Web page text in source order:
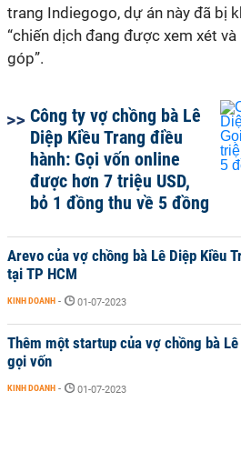
trang Indiegogo, dự án này đã bị
“chiến dịch đang được xem xét
góp”.
Công ty vợ chồng bà Lê
Diệp Kiều Trang điều
hành: Gọi vốn online
được hơn 7 triệu USD,
bỏ 1 đồng thu về 5 đồng
Arevo của vợ chồng bà Lê Diệp Kiều
tại TP HCM
KINH DOANH - 01-07-2023
Thêm một startup của vợ chồng bà
gọi vốn
KINH DOANH - 01-07-2023